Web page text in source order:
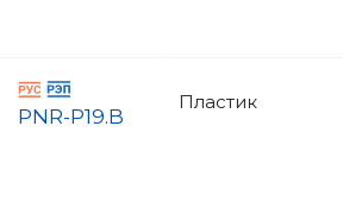
PNR-P19.B
Пластик